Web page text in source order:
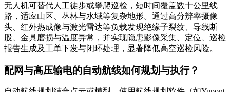
无人机可替代人工徒步或攀爬巡检，短时间覆盖数十公里线
路，适应山区、丛林与水域等复杂地形。通过高分辨率摄像
头、红外热成像与激光雷达等负载发现绝缘子裂纹、导线断
股、金具磨损与温度异常，并实现隐患影像采集、定位、巡检
报告生成及工单下发与闭环处理，显著降低高空巡检风险。
配网与高压输电的自动航线如何规划与执行？